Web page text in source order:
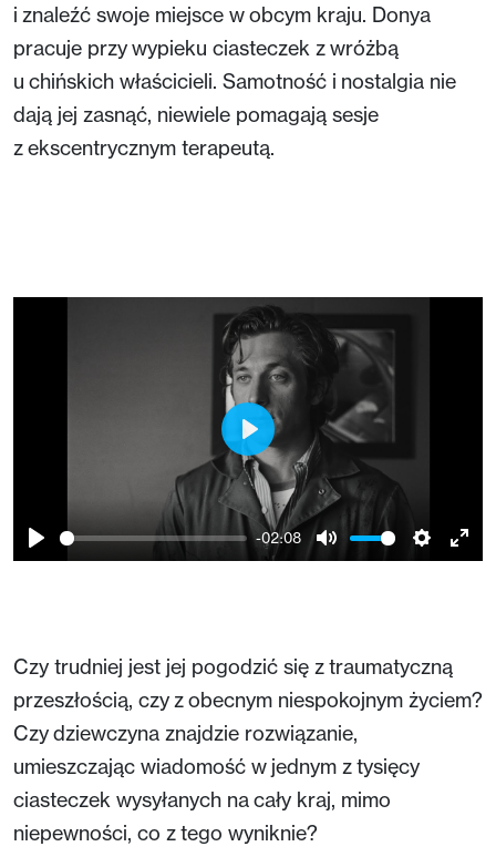
i znaleźć swoje miejsce w obcym kraju. Donya
pracuje przy wypieku ciasteczek z wróżbą
u chińskich właścicieli. Samotność i nostalgia nie
dają jej zasnąć, niewiele pomagają sesje
z ekscentrycznym terapeutą.
Play
-02:08
Mute Settings
Play
Czy trudniej jest jej pogodzić się z traumatyczną
przeszłością, czy z obecnym niespokojnym życiem?
Czy dziewczyna znajdzie rozwiązanie,
umieszczając wiadomość w jednym z tysięcy
ciasteczek wysyłanych na cały kraj, mimo
niepewności, co z tego wyniknie?